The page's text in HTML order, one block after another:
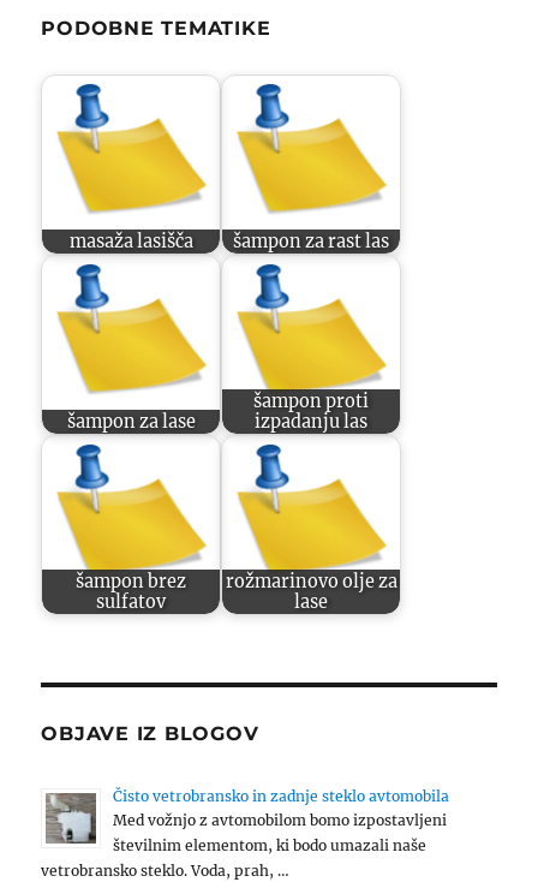
PODOBNE TEMATIKE
masaža lasišča šampon za rast las
šampon za lase
šampon proti
izpadanju las
šampon brez
sulfatov
rožmarinovo olje za
lase
OBJAVE IZ BLOGOV
Čisto vetrobransko in zadnje steklo avtomobila
Med vožnjo z avtomobilom bomo izpostavljeni
številnim elementom, ki bodo umazali naše
vetrobransko steklo. Voda, prah, …